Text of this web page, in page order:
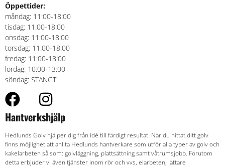
Öppettider:
måndag: 11:00-18:00
tisdag: 11:00-18:00
onsdag: 11:00-18:00
torsdag: 11:00-18:00
fredag: 11:00-18:00
lördag: 10:00-13:00
söndag: STÄNGT
Hantverkshjälp
Hedlunds Golv hjälper dig från idé till färdigt resultat. När du hittat ditt golv
finns möjlighet att anlita Hedlunds hantverkare som utför alla typer av golv och
kakelarbeten så som: golvläggning, plattsättning samt våtrumsjobb. Förutom
detta erbjuder vi även tjänster inom rör och vvs, elarbeten, lättare